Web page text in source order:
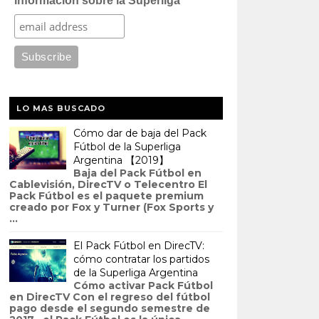
LO MAS BUSCADO
Cómo dar de baja del Pack
Fútbol de la Superliga
Argentina 【2019】
Baja del Pack Fútbol en
Cablevisión, DirecTV o Telecentro El
Pack Fútbol es el paquete premium
creado por Fox y Turner (Fox Sports y
...
El Pack Fútbol en DirecTV:
cómo contratar los partidos
de la Superliga Argentina
Cómo activar Pack Fútbol
en DirecTV Con el regreso del fútbol
pago desde el segundo semestre de